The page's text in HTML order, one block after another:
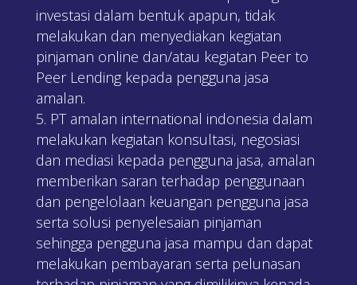
investasi dalam bentuk apapun, tidak
melakukan dan menyediakan kegiatan
pinjaman online dan/atau kegiatan Peer to
Peer Lending kepada pengguna jasa
amalan.
PT amalan international indonesia dalam
melakukan kegiatan konsultasi, negosiasi
dan mediasi kepada pengguna jasa, amalan
memberikan saran terhadap penggunaan
dan pengelolaan keuangan pengguna jasa
serta solusi penyelesaian pinjaman
sehingga pengguna jasa mampu dan dapat
melakukan pembayaran serta pelunasan